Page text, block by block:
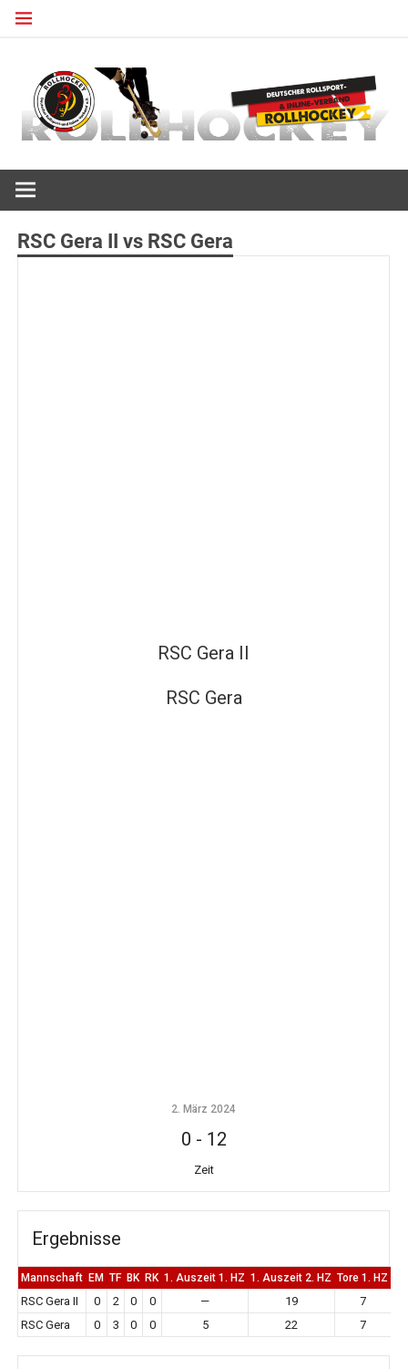
Zum
RSC Gera II vs RSC Gera
RSC Gera II
RSC Gera
2. März 2024
0 - 12
Zeit
Ergebnisse
Mannschaft EM TF BK RK 1. Auszeit 1. HZ 1. Auszeit 2. HZ Tore 1. HZ
RSC Gera II 0 2 0 0 — 19
7
RSC Gera
0 3 0 0 5 22 7